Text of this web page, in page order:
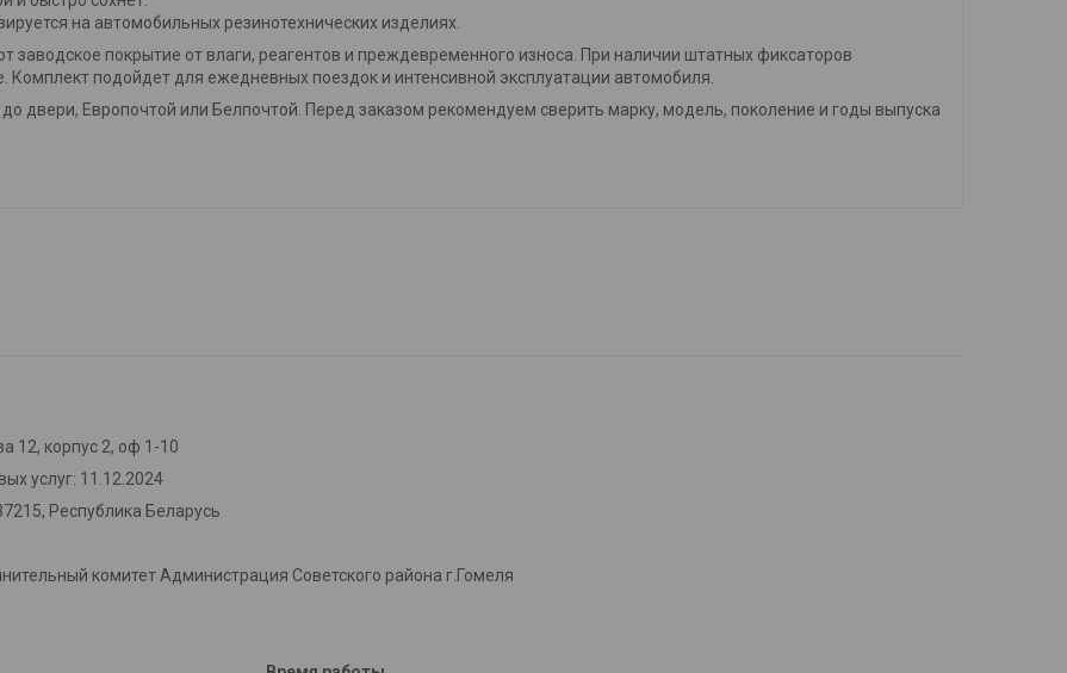
на автомобильных резинотехнических изделиях.
покрытие от влаги, реагентов и преждевременного износа. При наличии штатных фиксаторов
Комплект подойдет для ежедневных поездок и интенсивной эксплуатации автомобиля.
двери, Европочтой или Белпочтой. Перед заказом рекомендуем сверить марку, модель, поколение и годы выпуска
12, корпус 2, оф 1-10
услуг: 11.12.2024
Республика Беларусь
комитет Администрация Советского района г.Гомеля